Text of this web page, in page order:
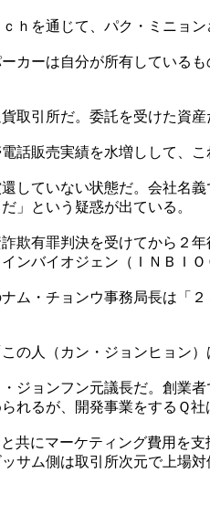
ｈを通じて、パク・ミニョ
カーは自分が所有している
取引所だ。委託を受けた資産
話販売実績を水増しして、
していない状態だ。会社名
」という疑惑が出ている。
欺有罪判決を受けてから２
ンバイオジェン（ＩＮＢＩ
ム・チョンウ事務局長は「
の人（カン・ジョンヒョン
ジョンフン元議長だ。創業
れるが、開発事業をするＱ
共にマーケティング費用を
サム側は取引所次元で上場